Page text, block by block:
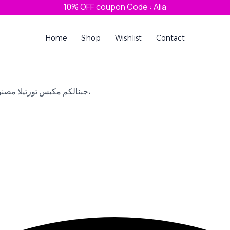
10% OFF coupon Code : Alia
Home Shop Wishlist Contact
جبنالكم مكبس تورتيلا مصنوع من خليط الالومنيوم يعمل بالضغط لصنع التورتيلا والعجين والمعجنات،